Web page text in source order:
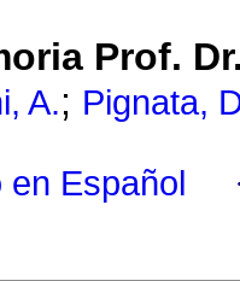
Prof.
A.; Pignata,
en Español